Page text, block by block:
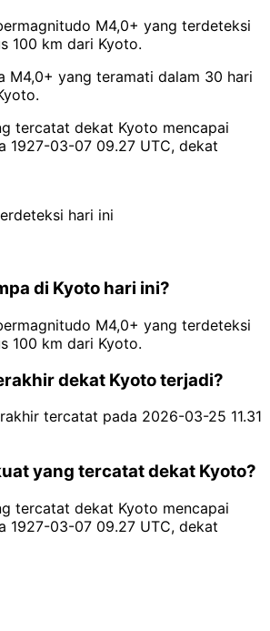
M4,0+ yang terdeteksi
100 km dari Kyoto.
M4,0+ yang teramati dalam 30 hari
tercatat dekat Kyoto mencapai
1927-03-07 09.27 UTC, dekat
hari ini
di Kyoto hari ini?
M4,0+ yang terdeteksi
100 km dari Kyoto.
dekat Kyoto terjadi?
tercatat pada 2026-03-25 11.31
yang tercatat dekat Kyoto?
tercatat dekat Kyoto mencapai
1927-03-07 09.27 UTC, dekat